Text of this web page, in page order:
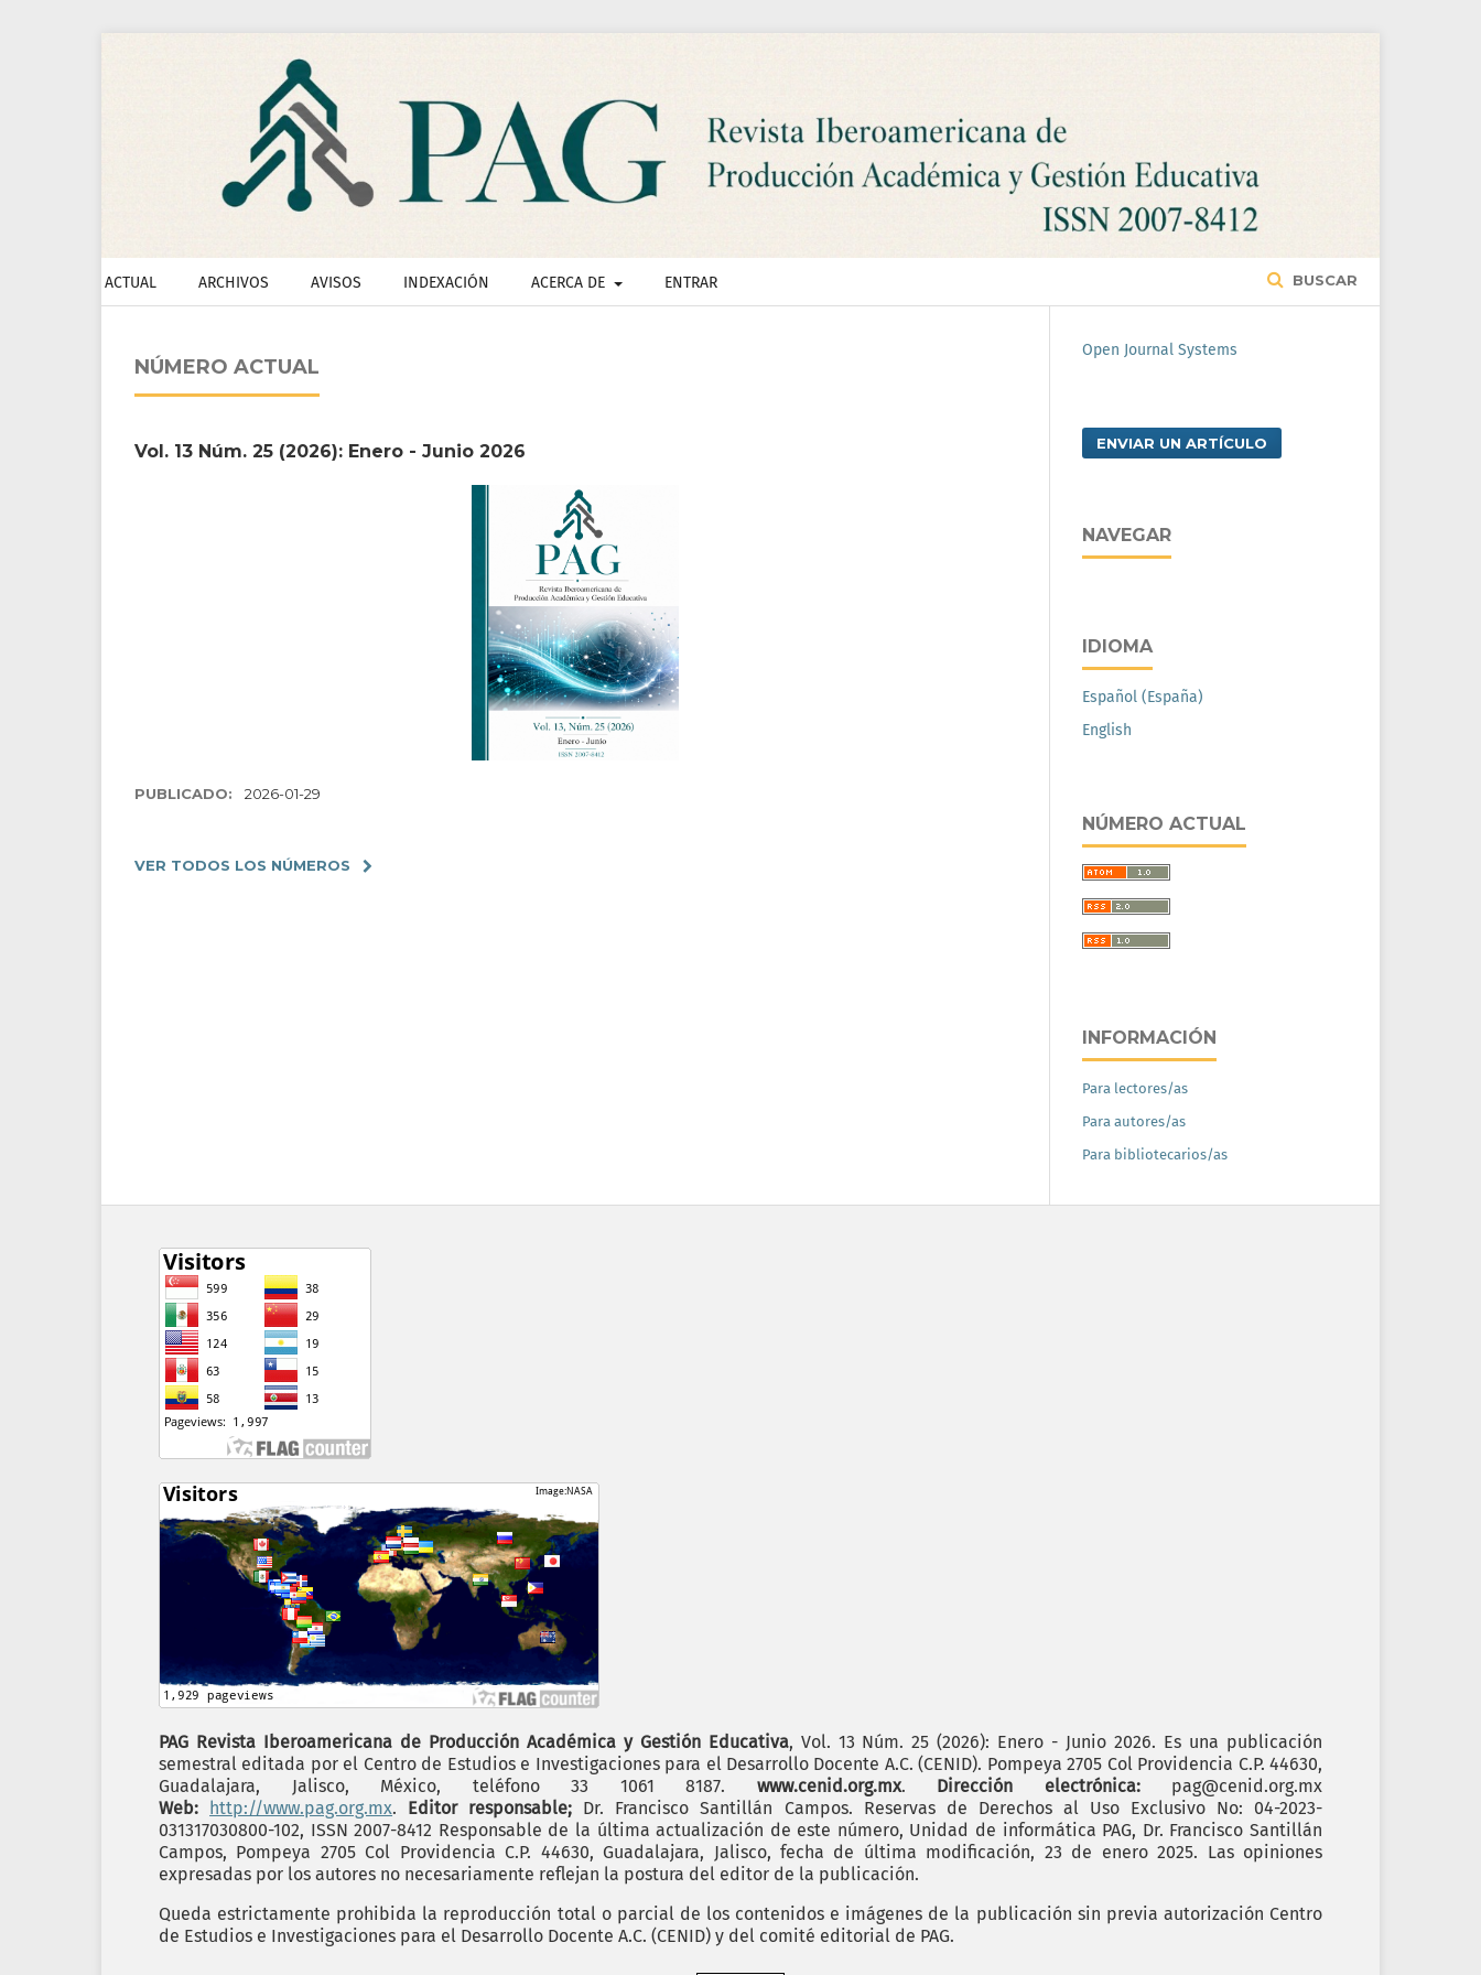
ACTUAL ARCHIVOS AVISOS INDEXACIÓN ACERCA DE ENTRAR BUSCAR
NÚMERO ACTUAL
Vol. 13 Núm. 25 (2026): Enero - Junio 2026
PUBLICADO: 2026-01-29
VER TODOS LOS NÚMEROS
Open Journal Systems
ENVIAR UN ARTÍCULO
NAVEGAR
IDIOMA
Español (España)
English
NÚMERO ACTUAL
INFORMACIÓN
Para lectores/as
Para autores/as
Para bibliotecarios/as
PAG Revista Iberoamericana de Producción Académica y Gestión Educativa, Vol. 13 Núm. 25 (2026): Enero - Junio 2026. Es una publicación
semestral editada por el Centro de Estudios e Investigaciones para el Desarrollo Docente A.C. (CENID). Pompeya 2705 Col Providencia C.P. 44630,
Guadalajara, Jalisco, México, teléfono 33 1061 8187. www.cenid.org.mx. Dirección electrónica: pag@cenid.org.mx
Web:
http://www.pag.org.mx. Editor responsable; Dr. Francisco Santillán Campos. Reservas de Derechos al Uso Exclusivo No: 04-2023-
031317030800-102, ISSN 2007-8412 Responsable de la última actualización de este número, Unidad de informática PAG, Dr. Francisco Santillán
Campos, Pompeya 2705 Col Providencia C.P. 44630, Guadalajara, Jalisco, fecha de última modificación, 23 de enero 2025. Las opiniones
expresadas por los autores no necesariamente reflejan la postura del editor de la publicación.
Queda estrictamente prohibida la reproducción total o parcial de los contenidos e imágenes de la publicación sin previa autorización Centro
de Estudios e Investigaciones para el Desarrollo Docente A.C. (CENID) y del comité editorial de PAG.